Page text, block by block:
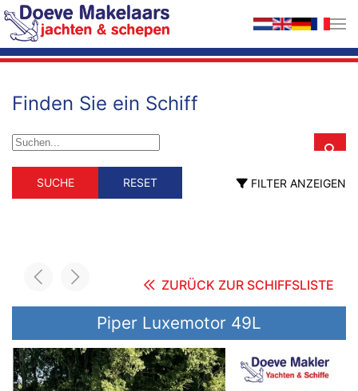
Zum Hauptinhalt springen
Finden Sie ein Schiff
Schiffstyp
Schiffstyp
Berufsschiff
Motoryacht
Segelyacht
Material Holz
Preis (€)
SUCHE RESET FILTER ANZEIGEN
ZURÜCK ZUR SCHIFFSLISTE
Piper Luxemotor 49L